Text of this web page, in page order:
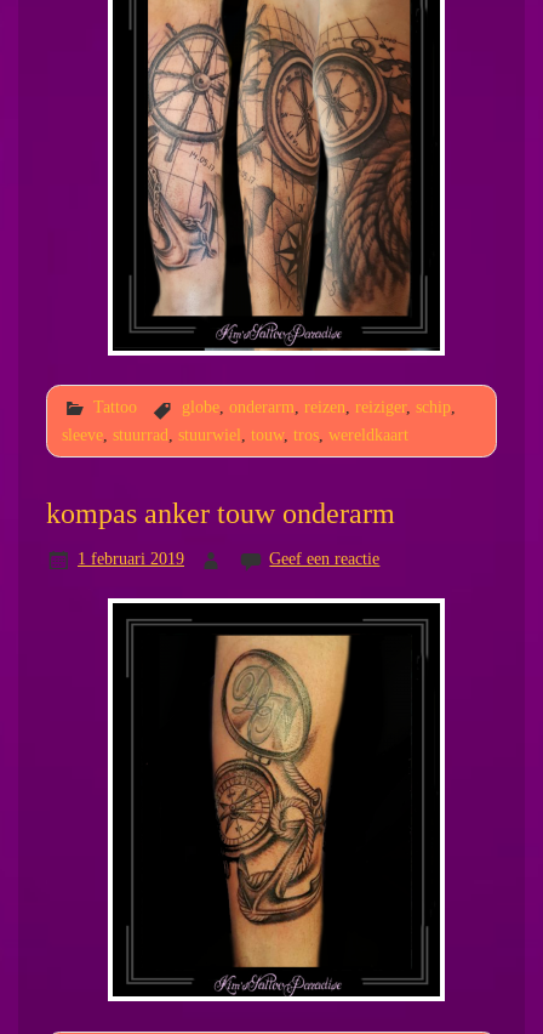
Tattoo globe, onderarm reizen reiziger, schip,
sleeve, stuurrad stuurwiel touw, tros, wereldkaart
kompas anker touw onderarm
1 februari 2019 Geef een reactie